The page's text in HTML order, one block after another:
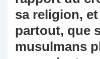
sa religion,
partout, que
musulmans